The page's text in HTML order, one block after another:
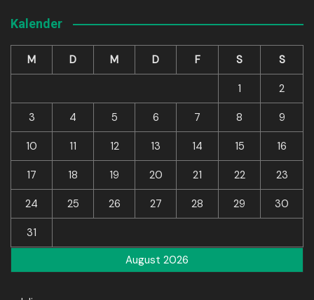
Kalender
August 2026
M D M D F S S
1 2
3 4 5 6 7 8 9
10 11 12 13 14 15 16
17 18 19 20 21 22 23
24 25 26 27 28 29 30
31